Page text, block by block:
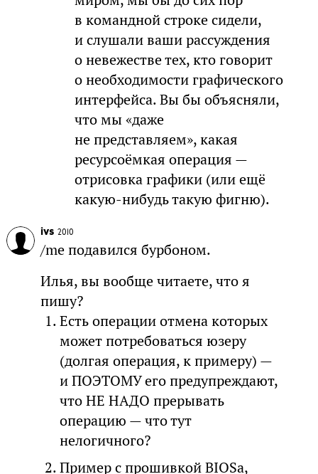
в командной строке сидели,
и слушали ваши рассуждения
о невежестве тех, кто говорит
о необходимости графического
интерфейса. Вы бы объясняли,
что мы «даже
не представляем», какая
ресурсоёмкая операция —
отрисовка графики (или ещё
какую-нибудь такую фигню).
ivs 2010
/me подавился бурбоном.
Илья, вы вообще читаете, что я
пишу?
Есть операции отмена которых
может потребоваться юзеру
(долгая операция, к примеру) —
и ПОЭТОМУ его предупреждают,
что НЕ НАДО прерывать
операцию — что тут
нелогичного?
Пример с прошивкой BIOSа,